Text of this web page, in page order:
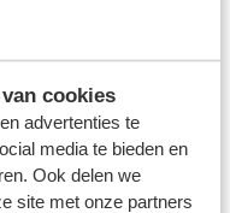
cookies
advertenties te
media te bieden en
Ook delen we
site met onze partners